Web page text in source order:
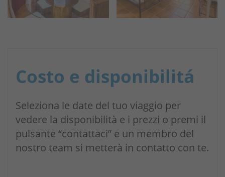
Costo e disponibilitá
Seleziona le date del tuo viaggio per
vedere la disponibilità e i prezzi o premi il
pulsante “contattaci” e un membro del
nostro team si metterà in contatto con te.